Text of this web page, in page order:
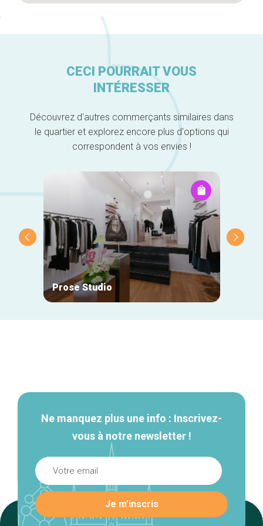
CECI POURRAIT VOUS
INTÉRESSER
Découvrez d'autres commerçants similaires dans
le quartier et explorez encore plus d'options qui
correspondent à vos envies !
Prose Studio
Ne manquez plus une info : Inscrivez-
vous à notre newsletter !